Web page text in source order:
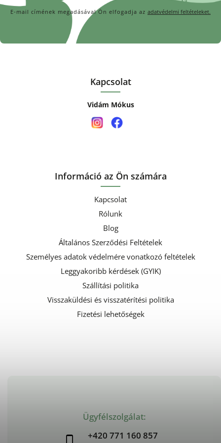
Ügyfélszolgálat:
+420 771 160 857
Kapcsolat
Vidám Mókus
Információ az Ön számára
Kapcsolat
Rólunk
Blog
Általános Szerződési Feltételek
Személyes adatok védelmére vonatkozó feltételek
Leggyakoribb kérdések (GYIK)
Szállítási politika
Visszaküldési és visszatérítési politika
Fizetési lehetőségek
E-mail címének megadásával Ön elfogadja az adatvédelmi feltételeket.